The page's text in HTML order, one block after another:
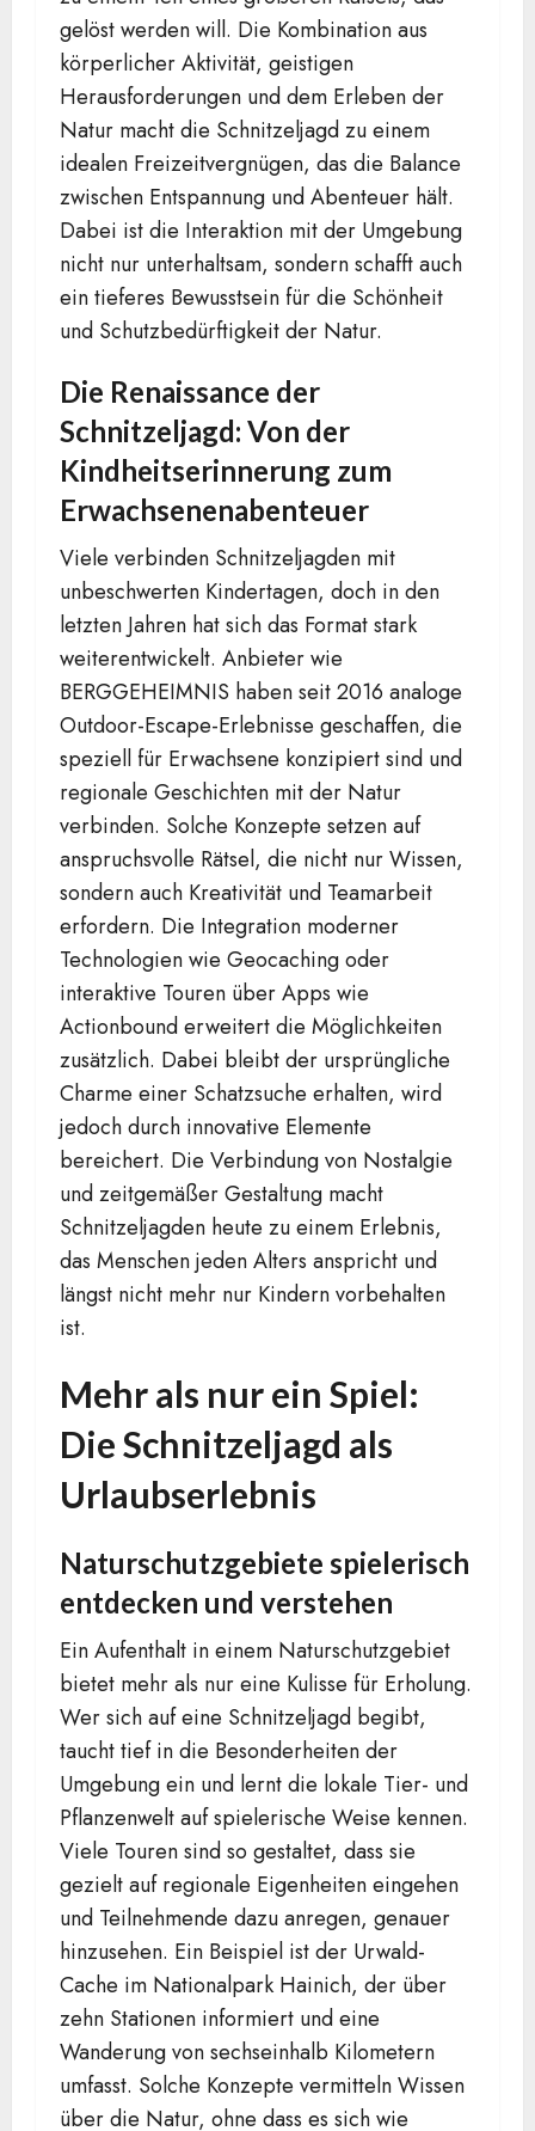
gelöst werden will. Die Kombination aus
körperlicher Aktivität, geistigen
Herausforderungen und dem Erleben der
Natur macht die Schnitzeljagd zu einem
idealen Freizeitvergnügen, das die Balance
zwischen Entspannung und Abenteuer hält.
Dabei ist die Interaktion mit der Umgebung
nicht nur unterhaltsam, sondern schafft auch
ein tieferes Bewusstsein für die Schönheit
und Schutzbedürftigkeit der Natur.
Die Renaissance der
Schnitzeljagd: Von der
Kindheitserinnerung zum
Erwachsenenabenteuer
Viele verbinden Schnitzeljagden mit
unbeschwerten Kindertagen, doch in den
letzten Jahren hat sich das Format stark
weiterentwickelt. Anbieter wie
BERGGEHEIMNIS haben seit 2016 analoge
Outdoor-Escape-Erlebnisse geschaffen, die
speziell für Erwachsene konzipiert sind und
regionale Geschichten mit der Natur
verbinden. Solche Konzepte setzen auf
anspruchsvolle Rätsel, die nicht nur Wissen,
sondern auch Kreativität und Teamarbeit
erfordern. Die Integration moderner
Technologien wie Geocaching oder
interaktive Touren über Apps wie
Actionbound erweitert die Möglichkeiten
zusätzlich. Dabei bleibt der ursprüngliche
Charme einer Schatzsuche erhalten, wird
jedoch durch innovative Elemente
bereichert. Die Verbindung von Nostalgie
und zeitgemäßer Gestaltung macht
Schnitzeljagden heute zu einem Erlebnis,
das Menschen jeden Alters anspricht und
längst nicht mehr nur Kindern vorbehalten
ist.
Mehr als nur ein Spiel:
Die Schnitzeljagd als
Urlaubserlebnis
Naturschutzgebiete spielerisch
entdecken und verstehen
Ein Aufenthalt in einem Naturschutzgebiet
bietet mehr als nur eine Kulisse für Erholung.
Wer sich auf eine Schnitzeljagd begibt,
taucht tief in die Besonderheiten der
Umgebung ein und lernt die lokale Tier- und
Pflanzenwelt auf spielerische Weise kennen.
Viele Touren sind so gestaltet, dass sie
gezielt auf regionale Eigenheiten eingehen
und Teilnehmende dazu anregen, genauer
hinzusehen. Ein Beispiel ist der Urwald-
Cache im Nationalpark Hainich, der über
zehn Stationen informiert und eine
Wanderung von sechseinhalb Kilometern
umfasst. Solche Konzepte vermitteln Wissen
über die Natur, ohne dass es sich wie